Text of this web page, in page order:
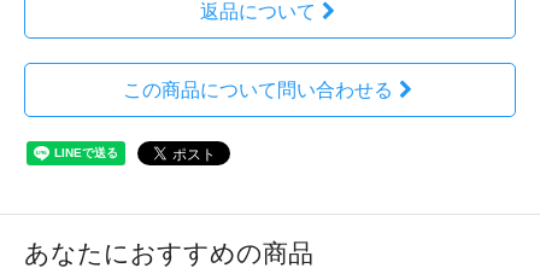
返品について
この商品について問い合わせる
あなたにおすすめの商品